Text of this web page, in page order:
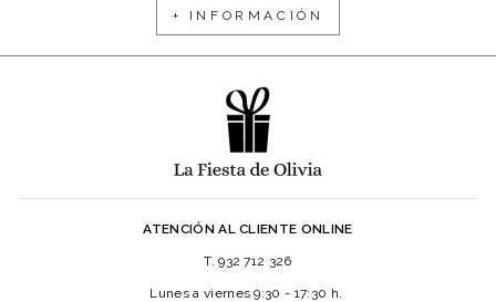
+ INFORMACIÓN
ATENCIÓN AL CLIENTE ONLINE
T. 932 712 326
Lunes a viernes 9:30 - 17:30 h.